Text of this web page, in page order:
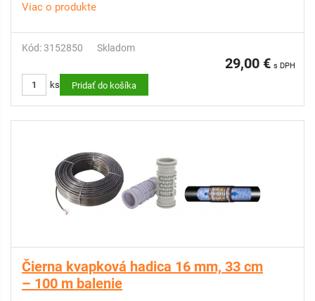
Viac o produkte
Kód: 3152850 Skladom
29,00 € s DPH
ks Pridať do košíka
Čierna kvapková hadica 16 mm, 33 cm
– 100 m balenie